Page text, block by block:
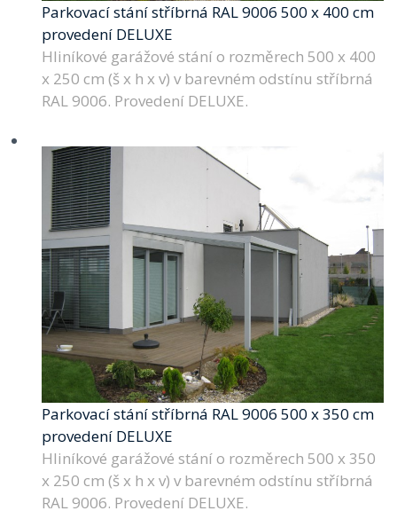
Parkovací stání stříbrná RAL 9006 500 x 400 cm
provedení DELUXE
Hliníkové garážové stání o rozměrech 500 x 400
x 250 cm (š x h x v) v barevném odstínu stříbrná
RAL 9006. Provedení DELUXE.
Parkovací stání stříbrná RAL 9006 500 x 350 cm
provedení DELUXE
Hliníkové garážové stání o rozměrech 500 x 350
x 250 cm (š x h x v) v barevném odstínu stříbrná
RAL 9006. Provedení DELUXE.